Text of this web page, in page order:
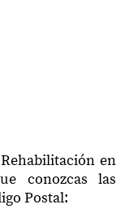
en
conozcas las
Postal: